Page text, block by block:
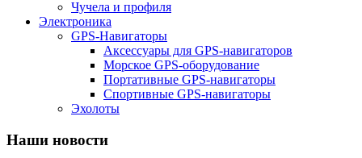
Чучела и профиля
Электроника
GPS-Навигаторы
Аксессуары для GPS-навигаторов
Морское GPS-оборудование
Портативные GPS-навигаторы
Спортивные GPS-навигаторы
Эхолоты
Наши новости